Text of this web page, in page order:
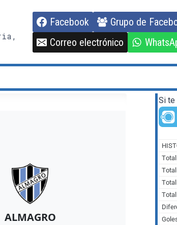
Facebook Grupo de
Correo electrónico
ALMAGRO
Si te